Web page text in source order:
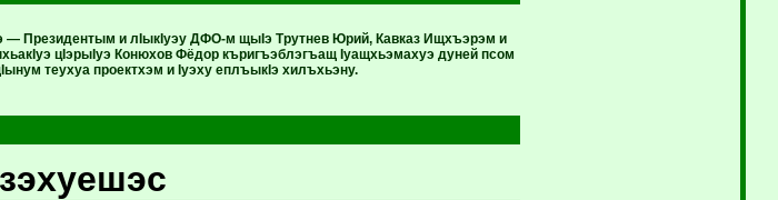
Президентым и лIыкIуэу ДФО-м щыIэ Трутнев Юрий, Кавказ Ищхъэрэм и
цIэрыIуэ Конюхов Фёдор къригъэблэгъащ Iуащхьэмахуэ дуней псом
теухуа проектхэм и Iуэху еплъыкIэ хилъхьэну.